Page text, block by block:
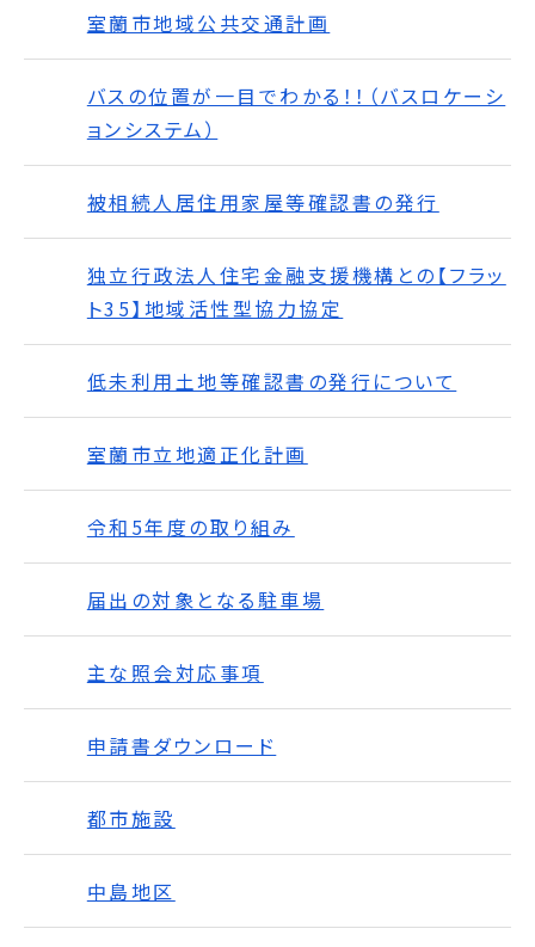
室蘭市地域公共交通計画
バスの位置が一目でわかる！！（バスロケーシ
ョンシステム）
被相続人居住用家屋等確認書の発行
独立行政法人住宅金融支援機構との【フラッ
ト35】地域活性型協力協定
低未利用土地等確認書の発行について
室蘭市立地適正化計画
令和5年度の取り組み
届出の対象となる駐車場
主な照会対応事項
申請書ダウンロード
都市施設
中島地区